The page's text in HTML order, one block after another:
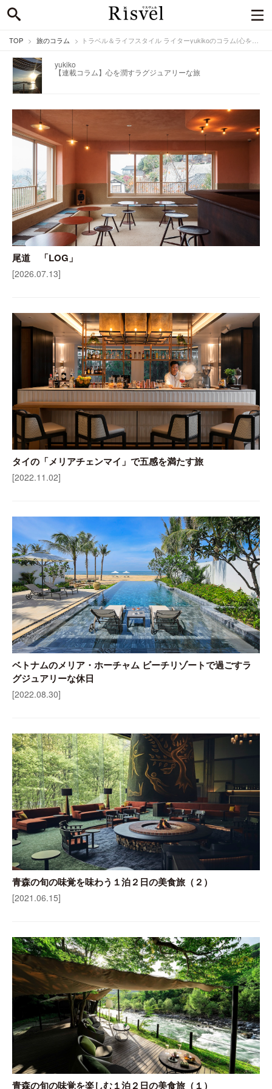
TOP 旅のコラム トラベル＆ライフスタイル ライターyukikoのコラム(心を潤すラグジュアリーな旅)
yukiko
【連載コラム】心を潤すラグジュアリーな旅
尾道 「LOG」
[2026.07.13]
タイの「メリアチェンマイ」で五感を満たす旅
[2022.11.02]
ベトナムのメリア・ホーチャム ビーチリゾートで過ごすラ
グジュアリーな休日
[2022.08.30]
青森の旬の味覚を味わう１泊２日の美食旅（２）
[2021.06.15]
青森の旬の味覚を楽しむ１泊２日の美食旅（１）